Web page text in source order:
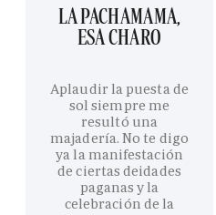
LA PACHAMAMA,
ESA CHARO
Aplaudir la puesta de
sol siempre me
resultó una
majadería. No te digo
ya la manifestación
de ciertas deidades
paganas y la
celebración de la